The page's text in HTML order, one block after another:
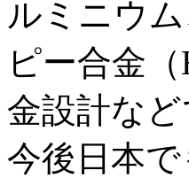
ルミニウ
ピー合金
金設計な
今後日本